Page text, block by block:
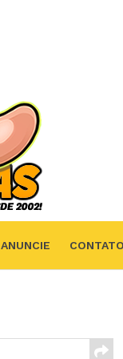
ANUNCIE CONTATO